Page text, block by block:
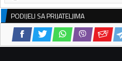
PODIJELI SA PRIJATELJIMA